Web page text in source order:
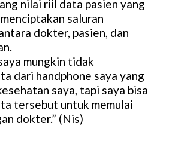
nilai riil data pasien yang
saluran
dokter, pasien, dan
mungkin tidak
dari handphone saya yang
saya, tapi saya bisa
tersebut untuk memulai
dokter.” (Nis)